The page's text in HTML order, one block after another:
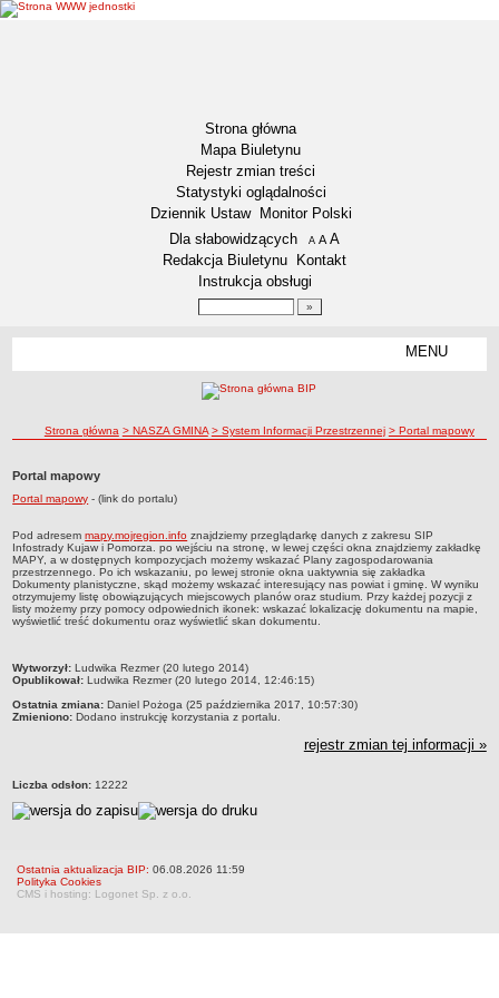
Strona główna
Mapa Biuletynu
Rejestr zmian treści
Statystyki oglądalności
Dziennik Ustaw
Monitor Polski
Menu dodatkowe
Dla słabowidzących A pomniejsz czcionkę
A standardowy rozmiar czcionki
A
Redakcja Biuletynu
Kontakt
Instrukcja obsługi
MENU
Plan polowań zbiorowych
Konkursy ofert
NASZA GMINA
Lokalizacja
Zadania publiczne
Plan ogólny
Planowanie przestrzenne
Strategie i programy
Decyzje środowiskowe
Ochrona przyrody
ścieżka nawigacji
Strona główna > NASZA GMINA > System Informacji Przestrzennej > Portal mapowy
Portal mapowy
Portal mapowy - (link do portalu)
Pod adresemmapy.mojregion.info znajdziemy przeglądarkę danych z zakresu SIP
Infostrady Kujaw i Pomorza. po wejściu na stronę, w lewej części okna znajdziemy zakładkę
MAPY, a w dostępnych kompozycjach możemy wskazać Plany zagospodarowania
przestrzennego. Po ich wskazaniu, po lewej stronie okna uaktywnia się zakładka
Dokumenty planistyczne, skąd możemy wskazać interesujący nas powiat i gminę. W wyniku
otrzymujemy listę obowiązujących miejscowych planów oraz studium. Przy każdej pozycji z
listy możemy przy pomocy odpowiednich ikonek: wskazać lokalizację dokumentu na mapie,
wyświetlić treść dokumentu oraz wyświetlić skan dokumentu.
metryczka
Wytworzył: Ludwika Rezmer (20 lutego 2014)
Opublikował: Ludwika Rezmer (20 lutego 2014, 12:46:15)
Ostatnia zmiana: Daniel Pożoga (25 października 2017, 10:57:30)
Zmieniono: Dodano instrukcję korzystania z portalu.
rejestr zmian tej informacji »
Liczba odsłon: 12222
Ostatnia aktualizacja BIP: 06.08.2026 11:59
Polityka Cookies
CMS i hosting: Logonet Sp. z o.o.